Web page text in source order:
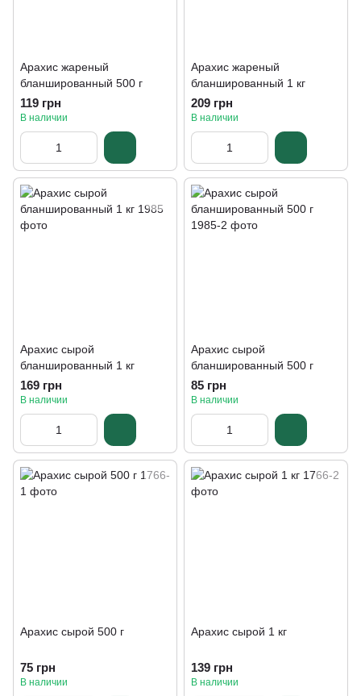
Арахис жареный
бланшированный 500 г
119 грн
В наличии
Арахис жареный
бланшированный 1 кг
209 грн
В наличии
Арахис сырой
бланшированный 1 кг
169 грн
В наличии
Арахис сырой
бланшированный 500 г
85 грн
В наличии
Арахис сырой 500 г
75 грн
В наличии
Арахис сырой 1 кг
139 грн
В наличии